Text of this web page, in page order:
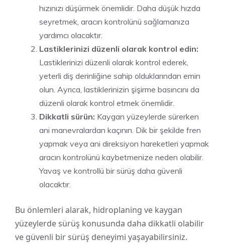
hızınızı düşürmek önemlidir. Daha düşük hızda
seyretmek, aracın kontrolünü sağlamanıza
yardımcı olacaktır.
Lastiklerinizi düzenli olarak kontrol edin:
Lastiklerinizi düzenli olarak kontrol ederek,
yeterli diş derinliğine sahip olduklarından emin
olun. Ayrıca, lastiklerinizin şişirme basıncını da
düzenli olarak kontrol etmek önemlidir.
Dikkatli sürün: Kaygan yüzeylerde sürerken
ani manevralardan kaçının. Dik bir şekilde fren
yapmak veya ani direksiyon hareketleri yapmak
aracın kontrolünü kaybetmenize neden olabilir.
Yavaş ve kontrollü bir sürüş daha güvenli
olacaktır.
Bu önlemleri alarak, hidroplaning ve kaygan
yüzeylerde sürüş konusunda daha dikkatli olabilir
ve güvenli bir sürüş deneyimi yaşayabilirsiniz.